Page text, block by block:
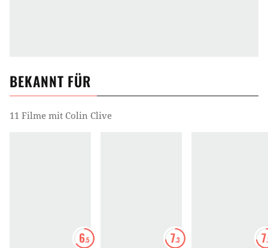
BEKANNT FÜR
11 Filme mit Colin Clive
6.5 7.3 7